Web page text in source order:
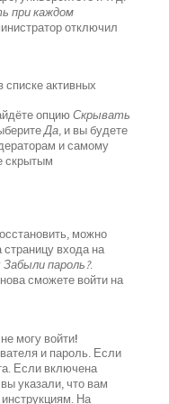
при каждом
отключил
списке активных
опциюСкрывать
Да, и вы будете
и самому
скрытым
можно
входа на
Забыли пароль?.
сможете войти на
могу войти!
и пароль. Если
Если включена
указали, что вам
На